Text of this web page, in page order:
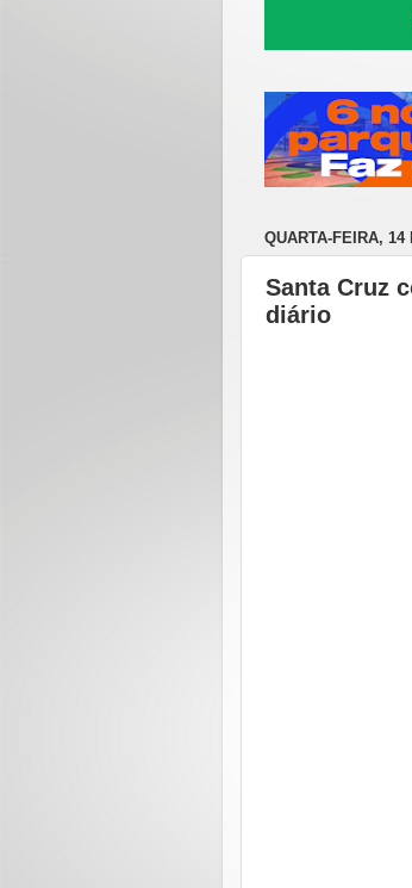
QUARTA-FEIRA,
Santa Cruz
diário